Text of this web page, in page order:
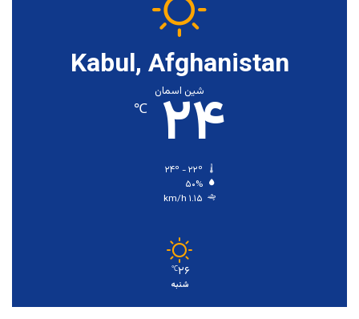
Kabul, Afghanistan
شین اسمان
۲۴ ℃
۵۰%
۱.۱۵ km/h
۲۶℃
شنبه